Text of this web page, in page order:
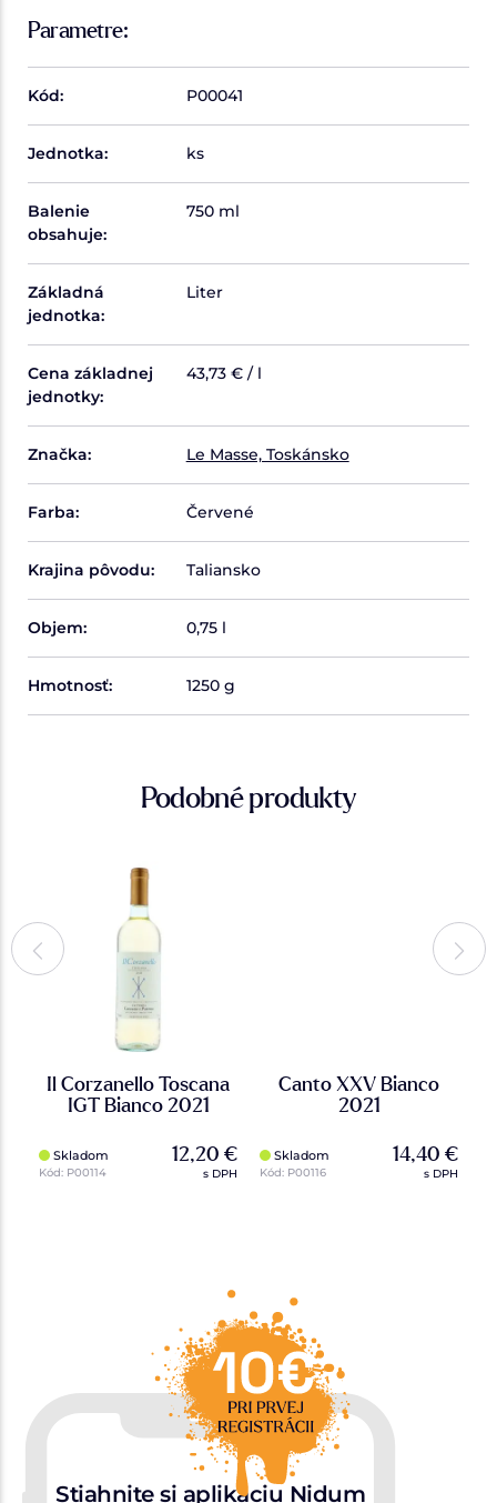
Parametre:
Kód: P00041
Jednotka: ks
Balenie
obsahuje:
750 ml
Základná
jednotka:
Liter
Cena základnej
jednotky:
43,73 € / l
Značka: Le Masse, Toskánsko
Farba: Červené
Krajina pôvodu: Taliansko
Objem: 0,75 l
Hmotnosť: 1250 g
Podobné produkty
Il Corzanello Toscana
IGT Bianco 2021
Skladom
Kód: P00114
12,20 €
s DPH
Canto XXV Bianco
2021
Skladom
Kód: P00116
14,40 €
s DPH
Stiahnite si aplikáciu Nidum